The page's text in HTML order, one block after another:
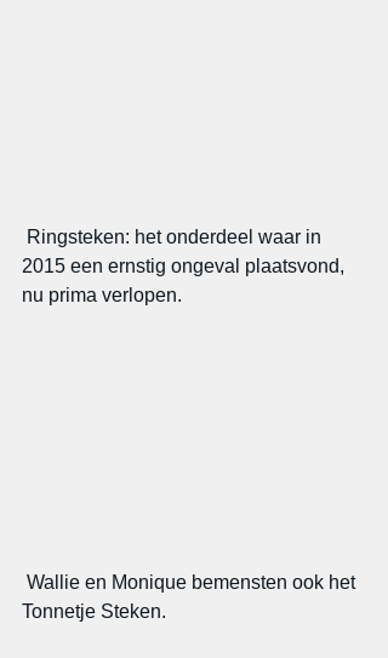
2015 een ernstig ongeval plaatsvond,
nu prima verlopen.
Tonnetje Steken.